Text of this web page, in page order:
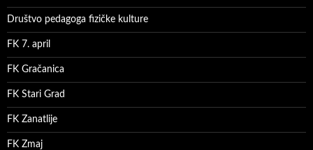
Društvo pedagoga fizičke kulture
FK 7. april
FK Gračanica
FK Stari Grad
FK Zanatlije
FK Zmaj